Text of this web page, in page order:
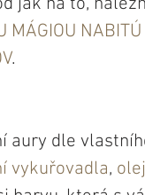
MÁGIOU
.
aury dle
vykuřovadla,